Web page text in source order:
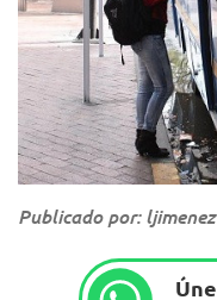
Publicado por: ljimenez